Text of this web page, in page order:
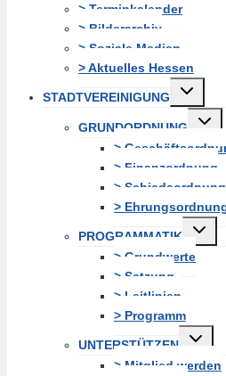
> Terminkalender
> Bilderarchiv
> Soziale Medien
> Aktuelles Hessen
STADTVEREINIGUNG
Untermenü
erweitern
GRUNDORDNUNG
>
> Finanzordnung
> Schiedsordnung
>
PROGRAMMATIK
> Grundwerte
> Satzung
> Leitlinien
> Programm
UNTERSTÜTZEN
erweitern
> Mitglied werden